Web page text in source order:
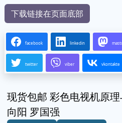
下载链接在页面底部
facebook linkedin
twitter viber vkontakte
现货包邮 彩色电视机原
向阳 罗国强